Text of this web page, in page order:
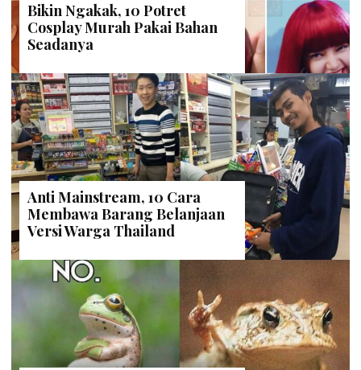
Bikin Ngakak, 10 Potret
Cosplay Murah Pakai Bahan
Seadanya
Anti Mainstream, 10 Cara
Membawa Barang Belanjaan
Versi Warga Thailand